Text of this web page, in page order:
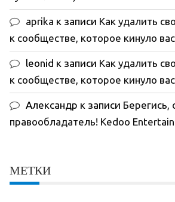
aprika к записи Как удалить
к сообществе, которое кинуло
leonid к записи Как удалить
к сообществе, которое кинуло
Александр к записи Берегись,
правообладатель! Kedoo
МЕТКИ